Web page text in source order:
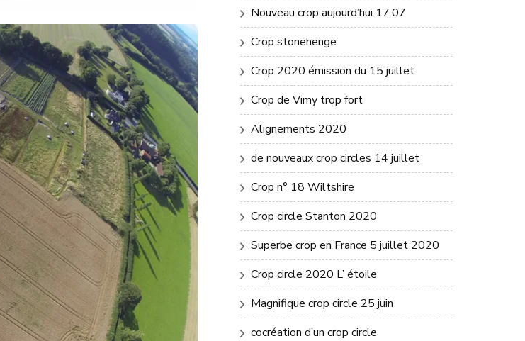
Nouveau crop aujourd’hui 17.07
Crop stonehenge
Crop 2020 émission du 15 juillet
Crop de Vimy trop fort
Alignements 2020
de nouveaux crop circles 14 juillet
Crop n° 18 Wiltshire
Crop circle Stanton 2020
Superbe crop en France 5 juillet 2020
Crop circle 2020 L’ étoile
Magnifique crop circle 25 juin
cocréation d’un crop circle